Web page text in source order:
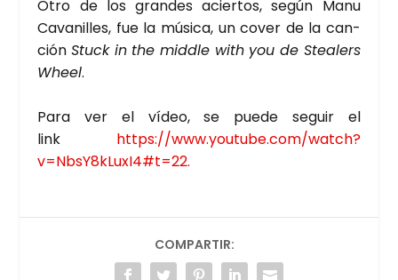
Otro de los gran­des acier­tos, según Manu
Cava­ni­lles, fue la músi­ca, un cover de la can­
ciónStuck in the midd­le with you de Stea­lers
Wheel.
Para ver el vídeo, se pue­de seguir el
link https://www.youtube.com/watch?
v=NbsY8kLuxI4#t=22.
COMPARTIR: